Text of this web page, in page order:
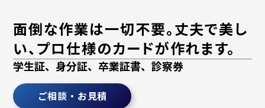
面倒な作業は一切不要。丈夫で美し
い、プロ仕様のカードが作れます。
学生証、身分証、卒業証書、診察券
ご相談・お見積